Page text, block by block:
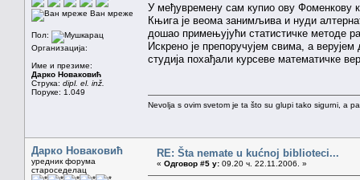
Ван мреже
Пол:
Организација:
Име и презиме:
Дарко Новаковић
Струка: dipl. el. inž.
Поруке: 1.049
У међувремену сам купио ову Фоменкову
Књига је веома занимљива и нуди
дошао примењујући статистичке методе
Искрено је препоручујем свима, а
студија похађали курсеве математичке
Nevolja s ovim svetom je ta što su glupi tako sigurni, a
Дарко Новаковић
уредник форума
староседелац
RE: Šta nemate u kućnoj biblioteci...
« Одговор #5 у: 09.20 ч. 22.11.2006. »